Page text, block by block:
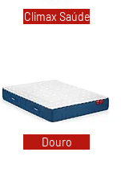
Climax Saúde
Douro